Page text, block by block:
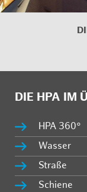
DIE HPA IM
HPA 360°
Wasser
Straße
Schiene